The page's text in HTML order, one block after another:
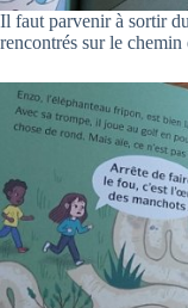
Il faut parvenir à sortir
rencontrés sur le